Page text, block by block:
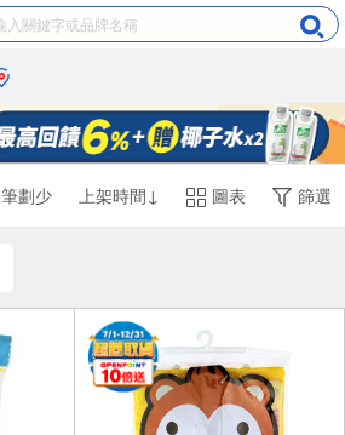
筆劃少 上架時間↓ 圖表 篩選